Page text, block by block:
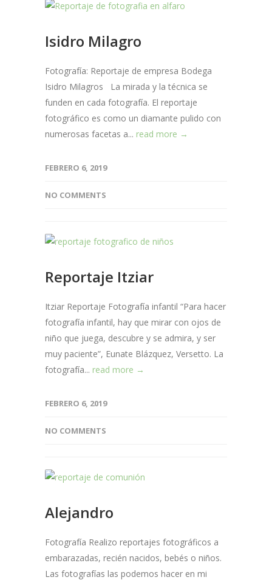
Isidro Milagro
Fotografía: Reportaje de empresa Bodega
Isidro Milagros La mirada y la técnica se
funden en cada fotografía. El reportaje
fotográfico es como un diamante pulido con
numerosas facetas a... read more →
FEBRERO 6, 2019
NO COMMENTS
Reportaje Itziar
Itziar Reportaje Fotografía infantil “Para hacer
fotografía infantil, hay que mirar con ojos de
niño que juega, descubre y se admira, y ser
muy paciente”, Eunate Blázquez, Versetto. La
fotografía... read more →
FEBRERO 6, 2019
NO COMMENTS
Alejandro
Fotografía Realizo reportajes fotográficos a
embarazadas, recién nacidos, bebés o niños.
Las fotografías las podemos hacer en mi